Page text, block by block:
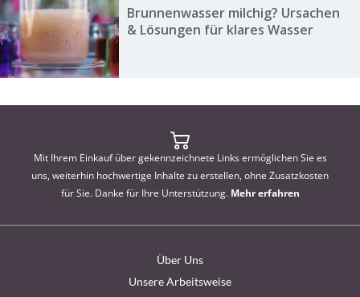
Brunnenwasser milchig? Ursachen
& Lösungen für klares Wasser
Mit Ihrem Einkauf über gekennzeichnete Links ermöglichen Sie es
uns, weiterhin hochwertige Inhalte zu erstellen, ohne Zusatzkosten
für Sie. Danke für Ihre Unterstützung. Mehr erfahren
Über Uns
Unsere Arbeitsweise